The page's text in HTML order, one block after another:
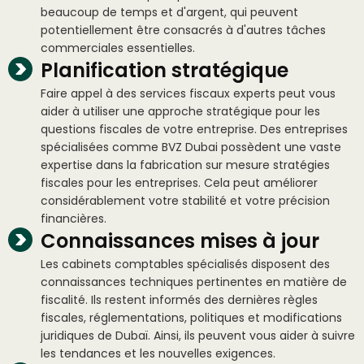
beaucoup de temps et d'argent, qui peuvent
potentiellement être consacrés à d'autres tâches
commerciales essentielles.
Planification stratégique
Faire appel à des services fiscaux experts peut vous
aider à utiliser une approche stratégique pour les
questions fiscales de votre entreprise. Des entreprises
spécialisées comme BVZ Dubai possèdent une vaste
expertise dans la fabrication sur mesure stratégies
fiscales pour les entreprises. Cela peut améliorer
considérablement votre stabilité et votre précision
financières.
Connaissances mises à jour
Les cabinets comptables spécialisés disposent des
connaissances techniques pertinentes en matière de
fiscalité. Ils restent informés des dernières règles
fiscales, réglementations, politiques et modifications
juridiques de Dubaï. Ainsi, ils peuvent vous aider à suivre
les tendances et les nouvelles exigences.